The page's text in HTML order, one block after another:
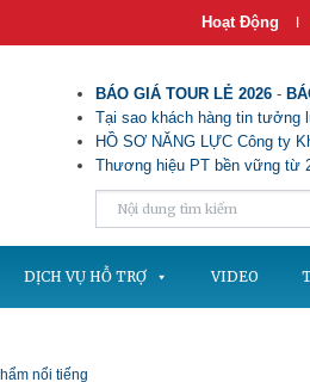
Hoạt Động |
BÁO GIÁ TOUR LẺ 2026 -
Tại sao khách hàng tin tưởng
HỒ SƠ NĂNG LỰC Công ty
Thương hiệu PT bền vững từ
DỊCH VỤ HỖ TRỢ VIDEO
nổi tiếng